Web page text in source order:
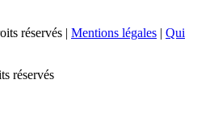
réservés | Mentions légales | Qui
réservés